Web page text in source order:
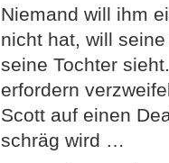
Niemand will ihm
nicht hat, will
seine Tochter
erfordern
Scott auf einen
schräg wird …